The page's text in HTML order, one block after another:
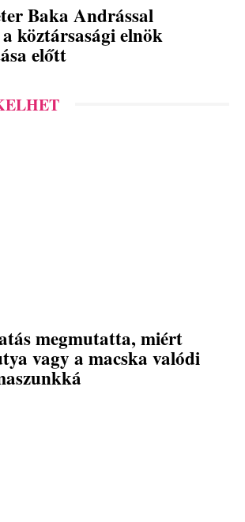
Baka Andrással
köztársasági elnök
előtt
megmutatta, miért
vagy a macska valódi